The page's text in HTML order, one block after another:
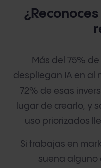
Más del 75%
despliegan IA en al
72% de esas
lugar de crearlo, y
uso priorizados
Si trabajas en
suena alguno